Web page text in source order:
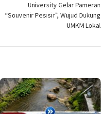
University Gelar Pameran
“Souvenir Pesisir”, Wujud Dukung
UMKM Lokal